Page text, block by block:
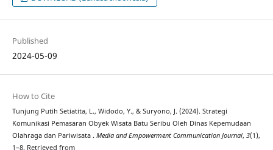
Published
2024-05-09
How to Cite
Tunjung Putih Setiatita, L., Widodo, Y., & Suryono, J. (2024). Strategi
Komunikasi Pemasaran Obyek Wisata Batu Seribu Oleh Dinas Kepemudaan
Olahraga dan Pariwisata . Media and Empowerment Communication Journal, 3(1),
1–8. Retrieved from